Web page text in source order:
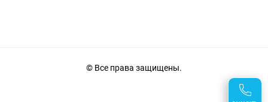
© Все права защищены.